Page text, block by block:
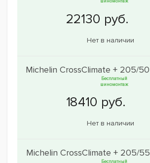
шиномонтаж
Нет в наличии
Michelin CrossClimate + 205/
Бесплатный
шиномонтаж
Нет в наличии
Michelin CrossClimate + 205/
Бесплатный